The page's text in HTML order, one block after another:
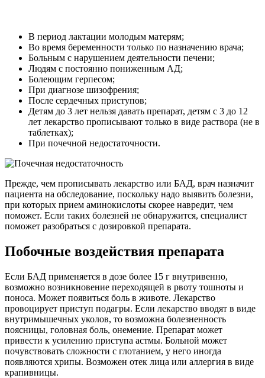
В период лактации молодым матерям;
Во время беременности только по назначению врача;
Больным с нарушением деятельности печени;
Людям с постоянно пониженным АД;
Болеющим герпесом;
При диагнозе шизофрения;
После сердечных приступов;
Детям до 3 лет нельзя давать препарат, детям с 3 до 12
лет лекарство прописывают только в виде раствора (не в
таблетках);
При почечной недостаточности.
Прежде, чем прописывать лекарство или БАД, врач назначит
пациента на обследование, поскольку надо выявить болезни,
при которых прием аминокислоты скорее навредит, чем
поможет. Если таких болезней не обнаружится, специалист
поможет разобраться с дозировкой препарата.
Побочные воздействия препарата
Если БАД применяется в дозе более 15 г внутривенно,
возможно возникновение переходящей в рвоту тошноты и
поноса. Может появиться боль в животе. Лекарство
провоцирует приступ подагры. Если лекарство вводят в виде
внутримышечных уколов, то возможна болезненность
поясницы, головная боль, онемение. Препарат может
привести к усилению приступа астмы. Больной может
почувствовать сложности с глотанием, у него иногда
появляются хрипы. Возможен отек лица или аллергия в виде
крапивницы.